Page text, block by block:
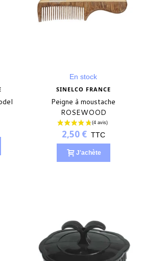
En stock
SINELCO FRANCE
Peigne à moustache
ROSEWOOD
2,50 € TTC
J'achète